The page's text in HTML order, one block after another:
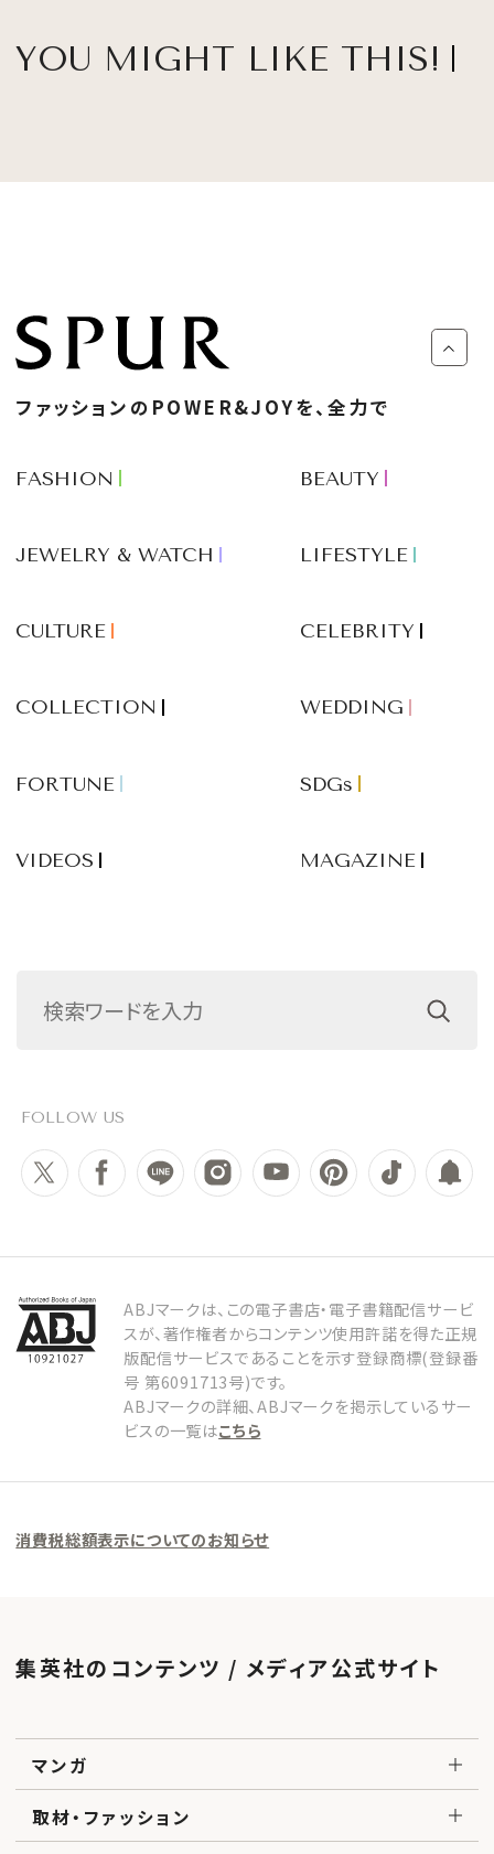
YOU MIGHT LIKE THIS!
ファッションのPOWER&JOYを、全力で
FASHION BEAUTY
JEWELRY & WATCH LIFESTYLE
CULTURE CELEBRITY
COLLECTION WEDDING
FORTUNE SDGs
VIDEOS MAGAZINE
FOLLOW US
ABJマークは、この電子書店・電子書籍配信サービ
スが、著作権者からコンテンツ使用許諾を得た正規
版配信サービスであることを示す登録商標(登録番
号 第6091713号)です。
ABJマークの詳細、ABJマークを掲示しているサー
ビスの一覧はこちら
消費税総額表示についてのお知らせ
集英社のコンテンツ / メディア公式サイト
マンガ
取材・ファッション